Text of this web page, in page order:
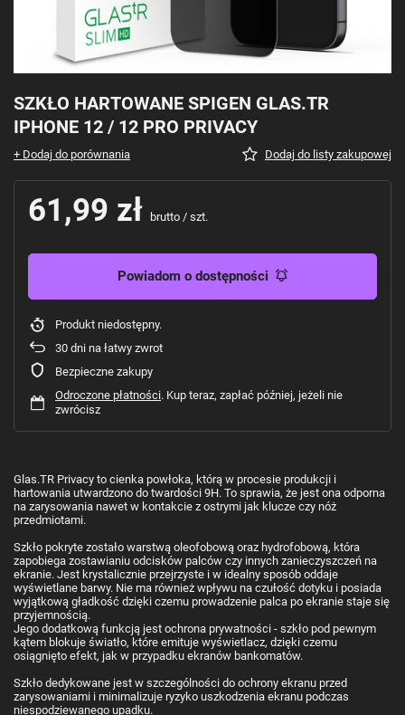
SZKŁO HARTOWANE SPIGEN GLAS.TR
IPHONE 12 / 12 PRO PRIVACY
+ Dodaj do porównania Dodaj do listy zakupowej
61,99 zł brutto / szt.
Powiadom o dostępności
Produkt niedostępny
30 dni na łatwy zwrot
Bezpieczne zakupy
Odroczone płatności. Kup teraz, zapłać później, jeżeli nie
zwrócisz
Glas.TR Privacy to cienka powłoka, którą w procesie produkcji i
hartowania utwardzono do twardości 9H. To sprawia, że jest ona odporna
na zarysowania nawet w kontakcie z ostrymi jak klucze czy nóż
przedmiotami.
Szkło pokryte zostało warstwą oleofobową oraz hydrofobową, która
zapobiega zostawianiu odcisków palców czy innych zanieczyszczeń na
ekranie. Jest krystalicznie przejrzyste i w idealny sposób oddaje
wyświetlane barwy. Nie ma również wpływu na czułość dotyku i posiada
wyjątkową gładkość dzięki czemu prowadzenie palca po ekranie staje się
przyjemnością.
Jego dodatkową funkcją jest ochrona prywatności - szkło pod pewnym
kątem blokuje światło, które emituje wyświetlacz, dzięki czemu
osiągnięto efekt, jak w przypadku ekranów bankomatów.
Szkło dedykowane jest w szczególności do ochrony ekranu przed
zarysowaniami i minimalizuje ryzyko uszkodzenia ekranu podczas
niespodziewanego upadku.